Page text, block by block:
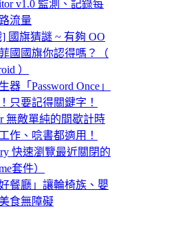
v1.0 監測、記錄每
流量
國旗猜謎 ~ 有夠 OO
國國旗你認得嗎？（
）
器「Password Once」
只要記得關鍵字！
無敵單純的間歇計時
作、唸書都適用！
快速瀏覽最近關閉的
套件）
餐廳」讓輪椅族、嬰
食無障礙